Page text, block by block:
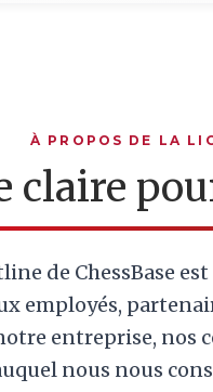
À PROPOS DE LA
claire
de ChessBase
employés,
entreprise, nos
nous nous